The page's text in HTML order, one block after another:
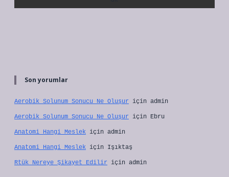
Son yorumlar
Aerobik Solunum Sonucu Ne Oluşur için admin
Aerobik Solunum Sonucu Ne Oluşur için Ebru
Anatomi Hangi Meslek için admin
Anatomi Hangi Meslek için Işıktaş
Rtük Nereye Şikayet Edilir için admin